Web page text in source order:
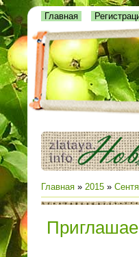
Главная
Главная » 2015 »